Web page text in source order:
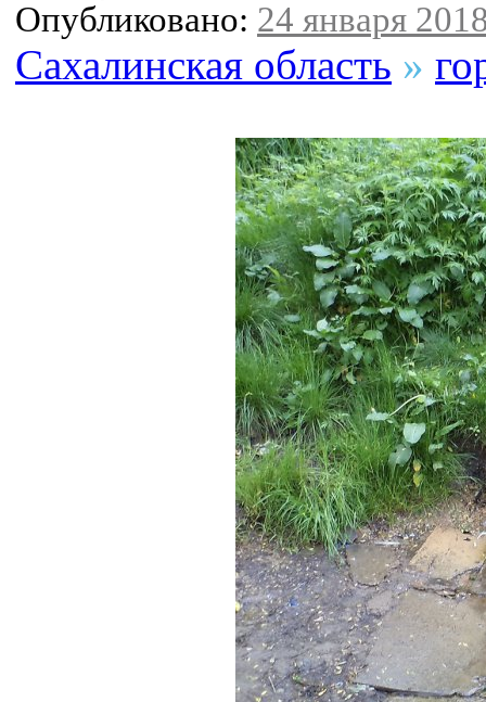
Опубликовано: 24 января
Сахалинская область »